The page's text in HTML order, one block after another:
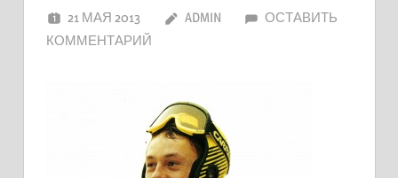
21 МАЯ 2013 ADMIN
ОСТАВИТЬ
КОММЕНТАРИЙ